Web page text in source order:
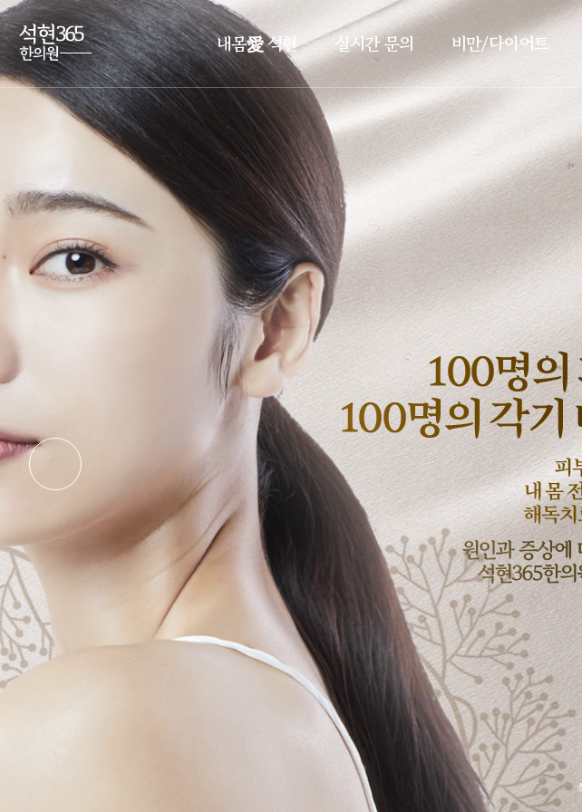
내몸愛 석현 실시간 문의 비만/다이어트